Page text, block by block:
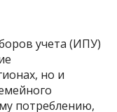
учета (ИПУ)
но и
потреблению,